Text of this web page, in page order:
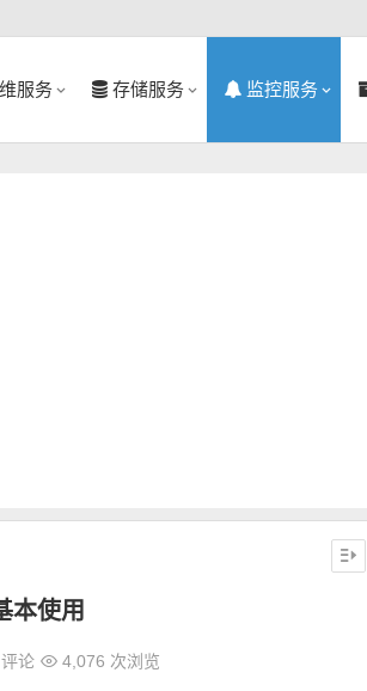
服务 存储服务 监控服务
本使用
论 4,076 次浏览